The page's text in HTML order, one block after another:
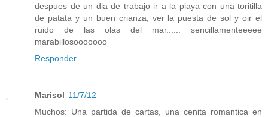
despues de un dia de trabajo ir a la playa con una toritilla
de patata y un buen crianza, ver la puesta de sol y oir el
ruido de las olas del mar...... sencillamenteeeee
marabillosooooooo
Responder
Marisol 11/7/12
Muchos: Una partida de cartas, una cenita romantica en